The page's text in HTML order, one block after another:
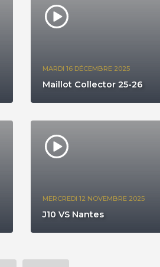
MARDI 16 DÉCEMBRE 2025
Maillot Collector 25-26
MERCREDI 12 NOVEMBRE 2025
J10 VS Nantes